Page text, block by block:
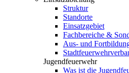
Struktur
Standorte
Einsatzgebiet
Fachbereiche &
Aus- und
Jugendfeuerwehr
Was ist die